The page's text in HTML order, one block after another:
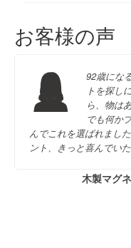
お客様の声
92歳にな
トを探し
ら、物は
でも何か
んでこれを選ばれまし
ント、きっと喜んでい
木製マグ